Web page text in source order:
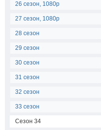
26 сезон, 1080p
27 сезон, 1080p
28 сезон
29 сезон
30 сезон
31 сезон
32 сезон
33 сезон
Сезон 34